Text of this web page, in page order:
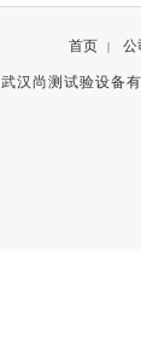
首页 | 公
武汉尚测试验设备